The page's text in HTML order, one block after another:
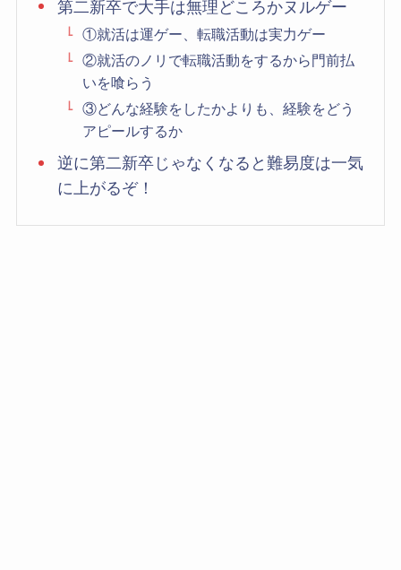
第二新卒で大手は無理どころかヌルゲー
①就活は運ゲー、転職活動は実力ゲー
②就活のノリで転職活動をするから門前払
いを喰らう
③どんな経験をしたかよりも、経験をどう
アピールするか
逆に第二新卒じゃなくなると難易度は一気
に上がるぞ！